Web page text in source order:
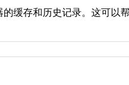
缓存和历史记录。这可以